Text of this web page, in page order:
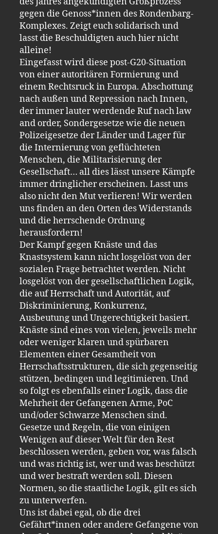
gegen die Genoss*innen des Rondenbarg-
Komplexes. Zeigt euch solidarisch und
lasst die Beschuldigten auch hier nicht
alleine!
Eingefasst wird diese post-G20-Situation
von einer autoritären Formierung und
einem Rechtsruck in Europa. Abschottung
nach außen und Repression nach Innen,
der immer lauter werdende Ruf nach law
and order, Sondergesetze wie die neuen
Polizeigesetze der Länder und Lager für
die Internierung von geflüchteten
Menschen, die Militarisierung der
Gesellschaft… all dies lässt unsere Kämpfe
immer dringlicher erscheinen. Lasst uns
also nicht den Mut verlieren! Wir werden
uns finden an den Orten des Widerstands
und die herrschende Ordnung
herausfordern!
Der Kampf gegen Knäste und das
Knastsystem kann nicht losgelöst von der
sozialen Frage betrachtet werden. Nicht
losgelöst von der gesellschaftlichen Logik,
die auf Herrschaft und Autorität, auf
Diskriminierung, Konkurrenz,
Ausbeutung und Ungerechtigkeit basiert.
Knäste sind eines von vielen, jeweils mehr
oder weniger klaren und spürbaren
Elementen einer Gesamtheit von
Herrschaftsstrukturen, die sich gegenseitig
stützen, bedingen und legitimieren. Und
so folgt es ebenfalls einer Logik, dass die
Mehrheit der Gefangenen Arme, PoC
und/oder Schwarze Menschen sind.
Gesetze und Regeln, die von einigen
Wenigen auf dieser Welt für den Rest
beschlossen werden, geben vor, was falsch
und was richtig ist, wer und was beschützt
und wer bestraft werden soll. Diesen
Normen, so die staatliche Logik, gilt es sich
zu unterwerfen.
Uns ist dabei egal, ob die drei
Gefährt*innen oder andere Gefangene von